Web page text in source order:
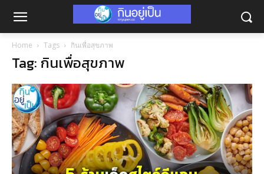
Home Tags กินเพื่อสุขภาพ
Tag: กินเพื่อสุขภาพ